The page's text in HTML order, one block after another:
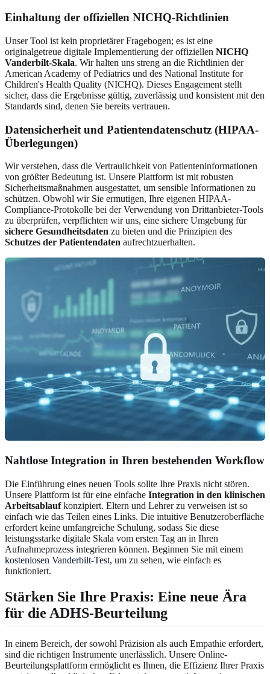
Einhaltung der offiziellen NICHQ-Richtlinien
Unser Tool ist kein proprietärer Fragebogen; es ist eine
originalgetreue digitale Implementierung der offiziellen NICHQ
Vanderbilt-Skala. Wir halten uns streng an die Richtlinien der
American Academy of Pediatrics und des National Institute for
Children's Health Quality (NICHQ). Dieses Engagement stellt
sicher, dass die Ergebnisse gültig, zuverlässig und konsistent mit den
Standards sind, denen Sie bereits vertrauen.
Datensicherheit und Patientendatenschutz (HIPAA-
Überlegungen)
Wir verstehen, dass die Vertraulichkeit von Patienteninformationen
von größter Bedeutung ist. Unsere Plattform ist mit robusten
Sicherheitsmaßnahmen ausgestattet, um sensible Informationen zu
schützen. Obwohl wir Sie ermutigen, Ihre eigenen HIPAA-
Compliance-Protokolle bei der Verwendung von Drittanbieter-Tools
zu überprüfen, verpflichten wir uns, eine sichere Umgebung für
sichere Gesundheitsdaten zu bieten und die Prinzipien des
Schutzes der Patientendaten aufrechtzuerhalten.
Nahtlose Integration in Ihren bestehenden Workflow
Die Einführung eines neuen Tools sollte Ihre Praxis nicht stören.
Unsere Plattform ist für eine einfache Integration in den klinischen
Arbeitsablaufkonzipiert. Eltern und Lehrer zu verweisen ist so
einfach wie das Teilen eines Links. Die intuitive Benutzeroberfläche
erfordert keine umfangreiche Schulung, sodass Sie diese
leistungsstarke digitale Skala vom ersten Tag an in Ihren
Aufnahmeprozess integrieren können. Beginnen Sie mit einem
kostenlosen Vanderbilt-Test, um zu sehen, wie einfach es
funktioniert.
Stärken Sie Ihre Praxis: Eine neue Ära
für die ADHS-Beurteilung
In einem Bereich, der sowohl Präzision als auch Empathie erfordert,
sind die richtigen Instrumente unerlässlich. Unsere Online-
Beurteilungsplattform ermöglicht es Ihnen, die Effizienz Ihrer Praxis